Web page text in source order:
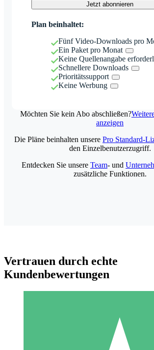
Jetzt abonnieren
Plan beinhaltet:
Fünf Video-Downloads pro
Ein Paket pro Monat
Keine Quellenangabe
Schnellere Downloads
Prioritätssupport
Keine Werbung
Möchten Sie kein Abo abschließen?
anzeigen
Individuelle Credit-
Die Pläne beinhalten unsere Pro Standard-
den Einzelbenutzerzugriff.
Entdecken Sie unsere Team- und
zusätzliche Funktionen.
Vertrauen durch echte
Kundenbewertungen